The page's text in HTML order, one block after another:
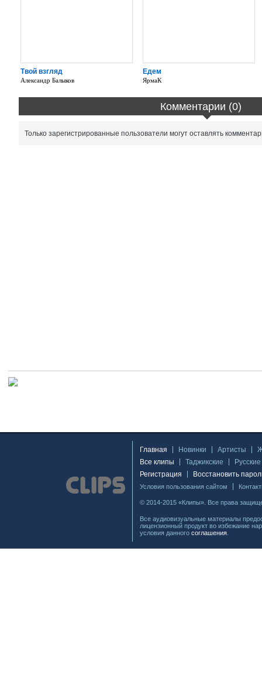
Твой взгляд
Александр Балыков
Едем
ЯрмаК
Комментарии (0)
Только зарегистрированные пользователи могут оставлять
Главная Новинки Артисты
Все клипы
Таджикские
Русские
Регистрация
Восстановить
Условия пользования сайтом
© 2014-2015 «Клипы». Все права
Все аудиовизуальные материалы
лицензионный продукт во избежание
условия данного соглашения